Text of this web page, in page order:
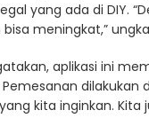
yang ada di DIY.
meningkat,”
aplikasi ini
dilakukan
kita inginkan.